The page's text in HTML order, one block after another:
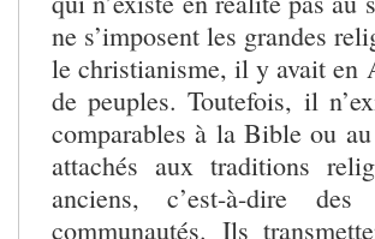
ne s’imposent les grandes
le christianisme, il y avait en
de peuples. Toutefois, il
comparables à la Bible ou
attachés aux traditions
anciens, c’est-à-dire
communautés. Ils